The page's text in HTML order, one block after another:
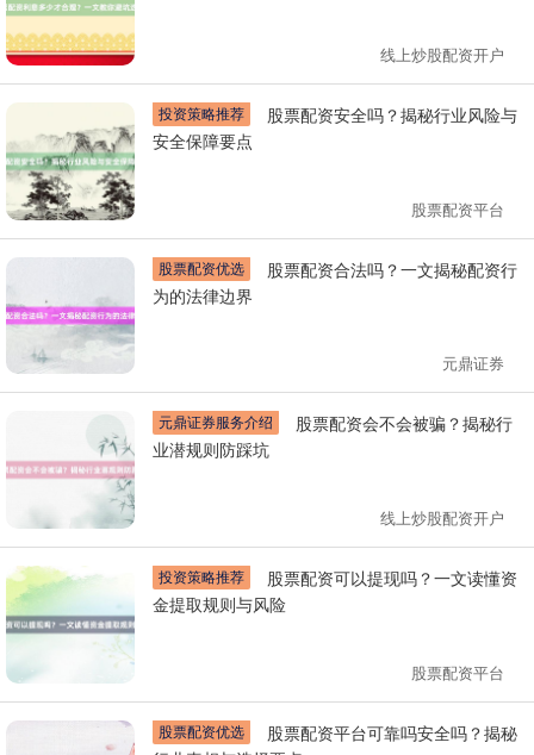
线上炒股配资开户
投资策略推荐
安全保障要点
股票配资平台
股票配资优选
为的法律边界
元鼎证券
元鼎证券服务介绍
业潜规则防踩坑
线上炒股配资开户
投资策略推荐
金提取规则与风险
股票配资平台
股票配资优选